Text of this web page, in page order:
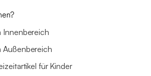
Innenbereich
Außenbereich
für Kinder